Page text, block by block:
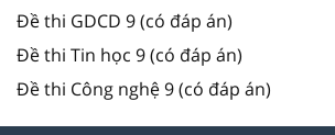
Đề thi GDCD 9 (có đáp án)
Đề thi Tin học 9 (có đáp án)
Đề thi Công nghệ 9 (có đáp án)